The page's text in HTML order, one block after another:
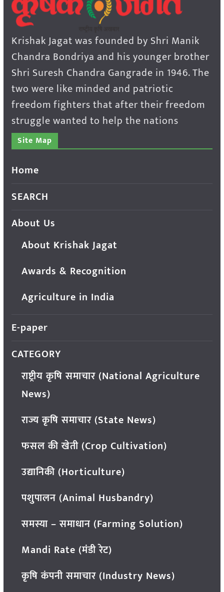
Krishak Jagat was founded by Shri Manik
Chandra Bondriya and his younger brother
Shri Suresh Chandra Gangrade in 1946. The
two were like minded and patriotic
freedom fighters that after their freedom
struggle wanted to help the nations
Site Map
Home
SEARCH
About Us
About Krishak Jagat
Awards & Recognition
Agriculture in India
E-paper
CATEGORY
राष्ट्रीय कृषि समाचार (National Agriculture
News)
राज्य कृषि समाचार (State News)
फसल की खेती (Crop Cultivation)
उद्यानिकी (Horticulture)
पशुपालन (Animal Husbandry)
समस्या – समाधान (Farming Solution)
Mandi Rate (मंडी रेट)
कृषि कंपनी समाचार (Industry News)